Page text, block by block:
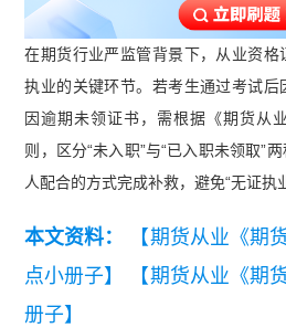
在期货行业严监管背景下，从业资
执业的关键环节。若考生通过考试
因逾期未领证书，需根据《期货从
则，区分“未入职”与“已入职未领取”
人配合的方式完成补救，避免“无证执
本文资料：
【期货从业《期
点小册子】
【期货从业《期
册子】